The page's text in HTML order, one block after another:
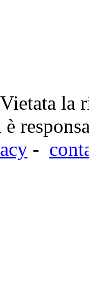
la
-